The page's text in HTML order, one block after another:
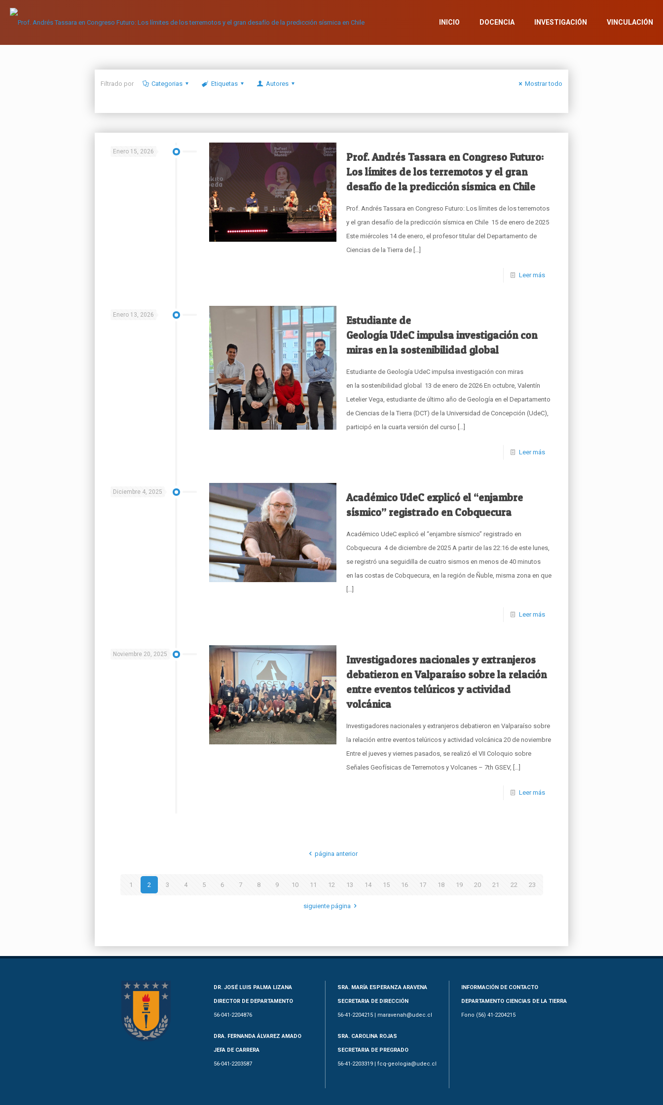
INICIO DOCENCIA INVESTIGACIÓN VINCULACIÓN
Filtrado por Categorias Etiquetas Autores Mostrar todo
Enero 15, 2026
Prof. Andrés Tassara en Congreso Futuro:
Los límites de los terremotos y el gran
desafío de la predicción sísmica en Chile
Prof. Andrés Tassara en Congreso Futuro: Los límites de los terremotos
y el gran desafío de la predicción sísmica en Chile 15 de enero de 2025
Este miércoles 14 de enero, el profesor titular del Departamento de
Ciencias de la Tierra de[…]
Leer más
Enero 13, 2026
Estudiante de
Geología UdeC impulsa investigación con
miras en la sostenibilidad global
Estudiante de Geología UdeC impulsa investigación con miras
en la sostenibilidad global 13 de enero de 2026 En octubre, Valentín
Letelier Vega, estudiante de último año de Geología en el Departamento
de Ciencias de la Tierra (DCT) de la Universidad de Concepción (UdeC),
participó en la cuarta versión del curso […]
Leer más
Diciembre 4, 2025
Académico UdeC explicó el “enjambre
sísmico” registrado en Cobquecura
Académico UdeC explicó el “enjambre sísmico” registrado en
Cobquecura 4 de diciembre de 2025 A partir de las 22:16 de este lunes,
se registró una seguidilla de cuatro sismos en menos de 40 minutos
en las costas de Cobquecura, en la región de Ñuble, misma zona en que
[…]
Leer más
Noviembre 20, 2025
Investigadores nacionales y extranjeros
debatieron en Valparaíso sobre la relación
entre eventos telúricos y actividad
volcánica
Investigadores nacionales y extranjeros debatieron en Valparaíso sobre
la relación entre eventos telúricos y actividad volcánica 20 de noviembre
Entre el jueves y viernes pasados, se realizó el VII Coloquio sobre
Señales Geofísicas de Terremotos y Volcanes – 7th GSEV, […]
Leer más
página anterior
1 2 3 4 5 6 7 8 9 10 11 12 13 14 15 16 17 18 19 20 21 22 23
siguiente página
DR. JOSÉ LUIS PALMA LIZANA
DIRECTOR DE DEPARTAMENTO
56-041-2204876
DRA. FERNANDA ÁLVAREZ AMADO
JEFA DE CARRERA
56-041-2203587
SRA. MARÍA ESPERANZA ARAVENA
SECRETARIA DE DIRECCIÓN
56-41-2204215 | maravenah@udec.cl
SRA. CAROLINA ROJAS
SECRETARIA DE PREGRADO
56-41-2203319 | fcq-geologia@udec.cl
INFORMACIÓN DE CONTACTO
DEPARTAMENTO CIENCIAS DE LA TIERRA
Fono (56) 41-2204215